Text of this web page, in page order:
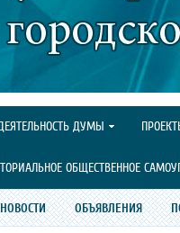
ДУМЫ
ОБЩЕСТВЕННОЕ
НОВОСТИ ОБЪЯВЛЕНИЯ